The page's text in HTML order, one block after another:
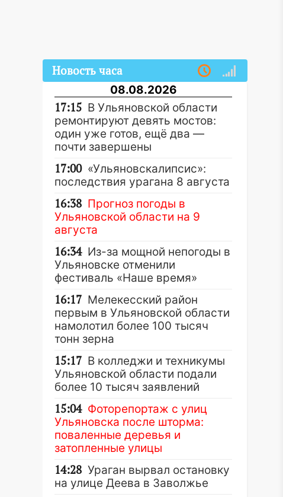
Новость часа
08.08.2026
17:15 В Ульяновской области
ремонтируют девять мостов:
один уже готов, ещё два —
почти завершены
17:00 «Ульяновскалипсис»:
последствия урагана 8 августа
16:38 Прогноз погоды в
Ульяновской области на 9
августа
16:34 Из-за мощной непогоды в
Ульяновске отменили
фестиваль «Наше время»
16:17 Мелекесский район
первым в Ульяновской области
намолотил более 100 тысяч
тонн зерна
15:17 В колледжи и техникумы
Ульяновской области подали
более 10 тысяч заявлений
15:04 Фоторепортаж с улиц
Ульяновска после шторма:
поваленные деревья и
затопленные улицы
14:28 Ураган вырвал остановку
на улице Деева в Заволжье